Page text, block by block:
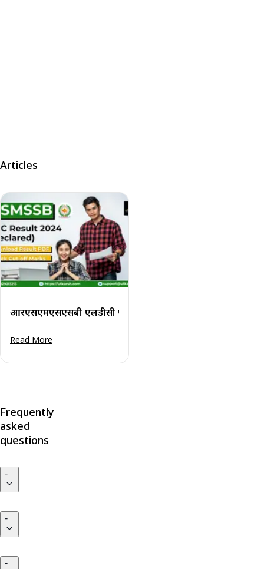
Articles
आरएसएमएसएसबी एलडीसी परिणाम 2024 घोषित: परिणाम
Read More
Frequently
asked
questions
-
-
-